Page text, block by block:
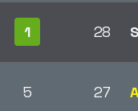
1 28
5 27